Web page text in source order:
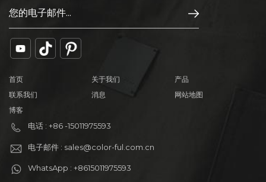
首页 关于我们
产品
联系我们
消息
网站地图
博客
电话 : +86 -15011975593
电子邮件 : sales@color-ful.com.cn
WhatsApp : +8615011975593